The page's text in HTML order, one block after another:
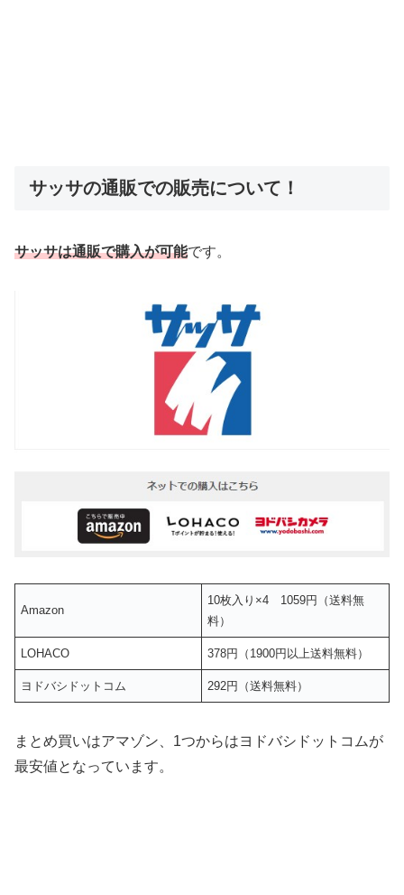
サッサの通販での販売について！
サッサは通販で購入が可能です。
Amazon
10枚入り×4 1059円（送料無
料）
LOHACO 378円（1900円以上送料無料）
ヨドバシドットコム 292円（送料無料）
まとめ買いはアマゾン、1つからはヨドバシドットコムが
最安値となっています。